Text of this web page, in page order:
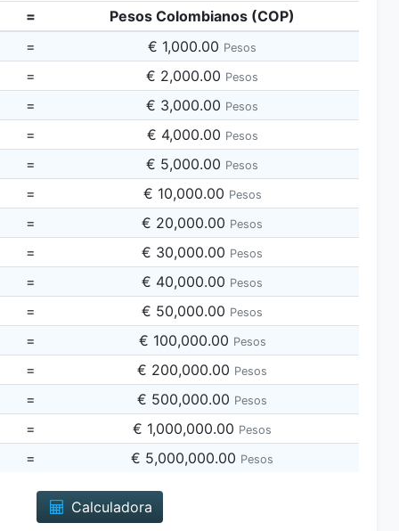
=
Pesos Colombianos (COP)
=
€ 1,000.00 Pesos
= € 2,000.00 Pesos
= € 3,000.00 Pesos
= € 4,000.00 Pesos
= € 5,000.00 Pesos
= € 10,000.00 Pesos
= € 20,000.00 Pesos
= € 30,000.00 Pesos
= € 40,000.00 Pesos
= € 50,000.00 Pesos
= € 100,000.00 Pesos
= € 200,000.00 Pesos
= € 500,000.00 Pesos
= € 1,000,000.00 Pesos
= € 5,000,000.00 Pesos
Calculadora